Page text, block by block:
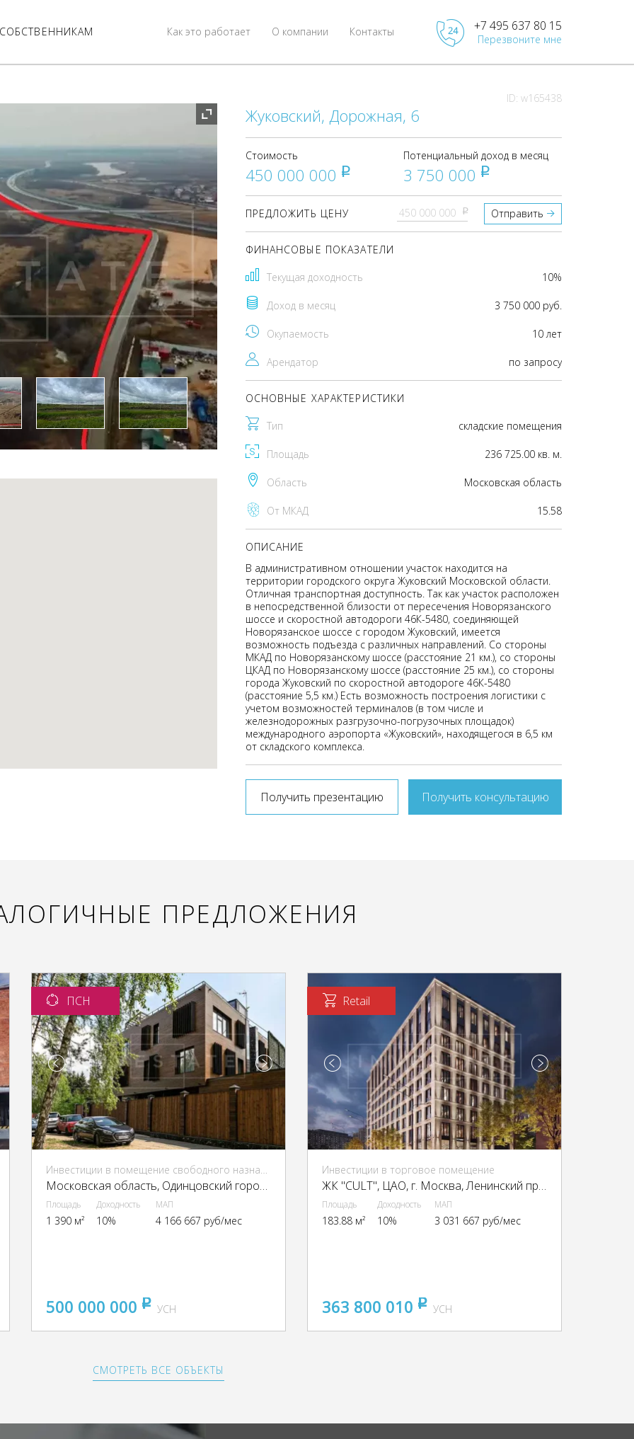
Контакты
О компании
Как это работает +7 495 637 80 15
Перезвоните мне
ID: w165438
Жуковский, Дорожная, 6
Стоимость
450 000 000 pуб
Потенциальный доход в месяц
3 750 000 pуб
ПРЕДЛОЖИТЬ ЦЕНУ pуб Отправить
ФИНАНСОВЫЕ ПОКАЗАТЕЛИ
Текущая доходность 10%
Доход в месяц 3 750 000 руб.
Окупаемость 10 лет
Арендатор по запросу
ОСНОВНЫЕ ХАРАКТЕРИСТИКИ
Тип складские помещения
Площадь 236 725.00 кв. м.
Область Московская область
От МКАД 15.58
ОПИСАНИЕ
В административном отношении участок находится на
территории городского округа Жуковский Московской области.
Отличная транспортная доступность. Так как участок расположен
в непосредственной близости от пересечения Новорязанского
шоссе и скоростной автодороги 46К-5480, соединяющей
Новорязанское шоссе с городом Жуковский, имеется
возможность подъезда с различных направлений. Со стороны
МКАД по Новорязанскому шоссе (расстояние 21 км.), со стороны
ЦКАД по Новорязанскому шоссе (расстояние 25 км.), со стороны
города Жуковский по скоростной автодороге 46К-5480
(расстояние 5,5 км.) Есть возможность построения логистики с
учетом возможностей терминалов (в том числе и
железнодорожных разгрузочно-погрузочных площадок)
международного аэропорта «Жуковский», находящегося в 6,5 км
от складского комплекса.
Получить презентацию Получить консультацию
ПРЕДЛОЖЕНИЯ
ПСН
Инвестиции в помещение свободного назначения (ПСН)
Московская область, Одинцовский городской округ, д. Жуковка, 36
Площадь
1 390 м²
Доходность
10%
МАП
4 166 667 руб/мес
500 000 000 pуб
УСН
Retail
Инвестиции в торговое помещение
ЖК "CULT", ЦАО, г. Москва, Ленинский пр-т, 2
Площадь
183.88 м²
Доходность
10%
МАП
3 031 667 руб/мес
363 800 010 pуб
УСН
СМОТРЕТЬ ВСЕ ОБЪЕКТЫ